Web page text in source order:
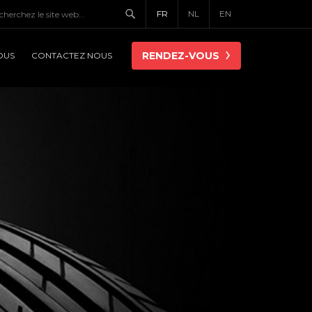
FR NL EN
CONTACTEZ NOUS RENDEZ-VOUS